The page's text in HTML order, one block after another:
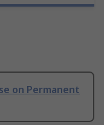
on Permanent